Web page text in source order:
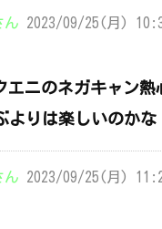
ん 2023/09/25(月)
エニのネガキャン熱
よりは楽しいのかな
ん 2023/09/25(月)